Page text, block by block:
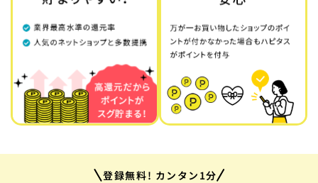
登録無料! カンタン1分